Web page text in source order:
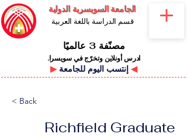
الجامعة السويسرية الدولية
قسم الدراسة باللغة العربية
مصنّفة 3 عالميًا
ادرس أونلاين وتخرّج في سويسرا.
▶ ◀
< Back
​Richfield Graduate